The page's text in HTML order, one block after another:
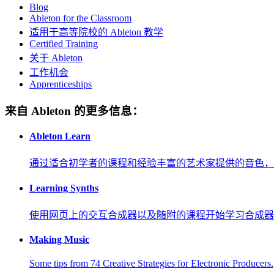
Blog
Ableton for the Classroom
适用于高等院校的 Ableton 教学
Certified Training
关于 Ableton
工作机会
Apprenticeships
来自 Ableton 的更多信息：
Ableton Learn
通过适合初学者的课程和经验丰富的艺术家提供的音色，
Learning Synths
使用网页上的交互合成器以及随附的课程开始学习合成器
Making Music
Some tips from 74 Creative Strategies for Electronic Producers.